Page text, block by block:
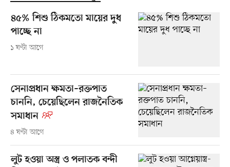
৪৫% শিশু ঠিকমতো মায়ের দুধ
পাচ্ছে না
১ ঘণ্টা আগে
সেনাপ্রধান ক্ষমতা–রক্তপাত
চাননি, চেয়েছিলেন রাজনৈতিক
সমাধান
৪ ঘণ্টা আগে
লুট হওয়া অস্ত্র ও পলাতক বন্দী